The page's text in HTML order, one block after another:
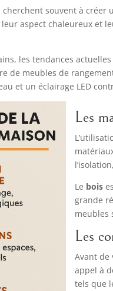
souvent à
aspect chaleureux et
les tendances
de meubles de
et un éclairage LED
Les
Le bois
grande
meubles
Les
Avant de
appel à
tels que